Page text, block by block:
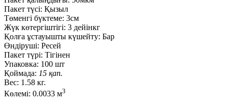
Пакет түсі: Қызыл
Төменгі бүктеме: 3см
Жүк көтергіштігі: 3 дейінкг
Қолға ұстауышты күшейту: Бар
Өндіруші: Ресей
Пакет түрі: Тігінен
Упаковка: 100 шт
Қоймада: 15 қап.
Вес: 1.58 кг.
Көлемі: 0.0033 м3